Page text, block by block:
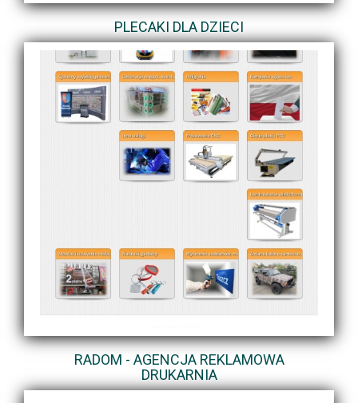
PLECAKI DLA DZIECI
RADOM - AGENCJA REKLAMOWA
DRUKARNIA